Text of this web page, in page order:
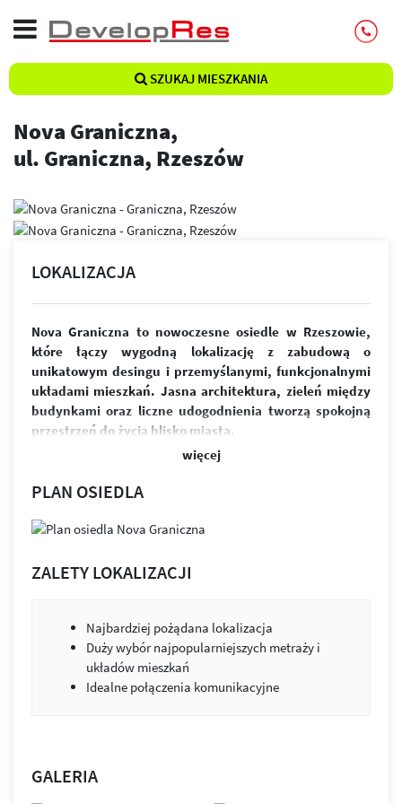
SZUKAJ MIESZKANIA
Nova Graniczna,
ul. Graniczna, Rzeszów
LOKALIZACJA
Nova Graniczna to nowoczesne osiedle w Rzeszowie,
które łączy wygodną lokalizację z zabudową o
unikatowym desingu i przemyślanymi, funkcjonalnymi
układami mieszkań. Jasna architektura, zieleń między
budynkami oraz liczne udogodnienia tworzą spokojną
przestrzeń do życia blisko miasta.
W skład osiedla wchodzi sześć budynków i ponad 370
funkcjonalnych mieszkań. Przemyślane układy
zapewniają jasne, ustawne wnętrza oraz możliwość ich
łatwej aranżacji. Przestronne balkony zapewniają
ludziom i ich potrzebom.
budynkami i praktyczne udogodnienia. Projekt łączy jasną
elewację z kolorystycznymi akcentami. Budynki zostały
wykonane z wysokiej klasy materiałów wykończeniowych.
Nie brakuje tu również miejsc parkingowych, zarówno
Zabudowa została tak zaprojektowana, by jak najwięcej
więcej
PLAN OSIEDLA
ZALETY LOKALIZACJI
Najbardziej pożądana lokalizacja
Duży wybór najpopularniejszych metraży i
układów mieszkań
Idealne połączenia komunikacyjne
GALERIA